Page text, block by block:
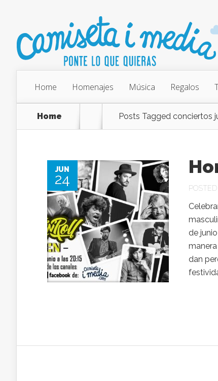
Home Homenajes Música Regalos
Home Posts Tagged conciertos
JUN
24
de
dan